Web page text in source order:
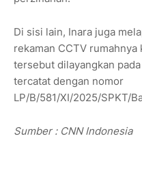
Di sisi lain, Inara juga
rekaman CCTV
tersebut dilayangkan
tercatat dengan nomor
LP/B/581/XI/2025/SPKT/
Sumber : CNN Indonesia